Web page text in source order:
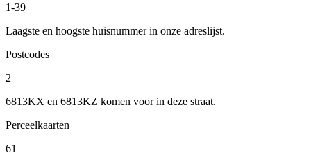
1-39
Laagste en hoogste huisnummer in onze adreslijst.
Postcodes
2
6813KX en 6813KZ komen voor in deze straat.
Perceelkaarten
61